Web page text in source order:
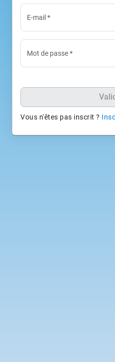
E-mail *
Mot de passe*
Vous n'êtes pas inscrit ?